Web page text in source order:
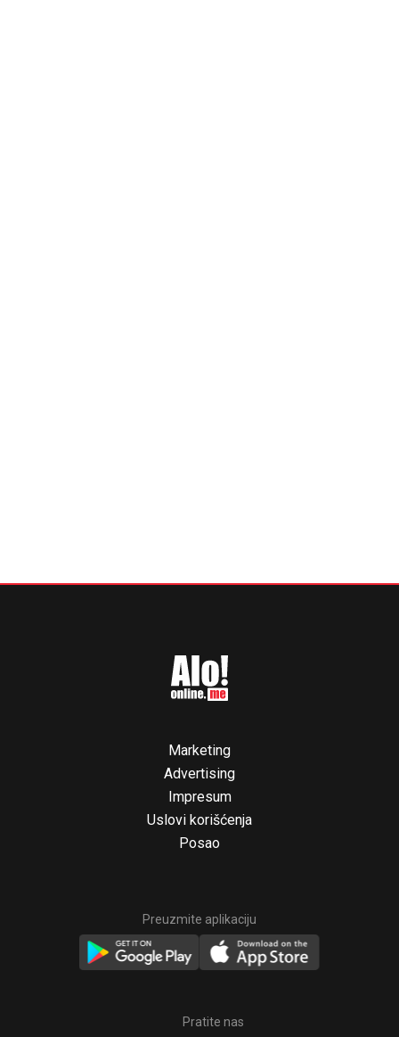
Marketing
Advertising
Impresum
Uslovi korišćenja
Posao
Preuzmite aplikaciju